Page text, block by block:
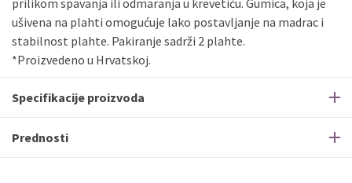
prilikom spavanja ili odmaranja u krevetiću. Gumica, koja je
ušivena na plahti omogućuje lako postavljanje na madrac i
stabilnost plahte. Pakiranje sadrži 2 plahte.
*Proizvedeno u Hrvatskoj.
Specifikacije proizvoda
Prednosti